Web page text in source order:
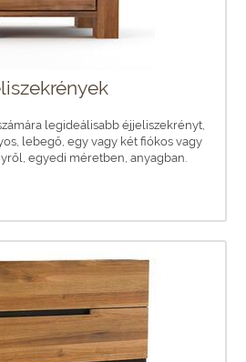
legideálisabb éjjeliszekrényt,
lebegő, egy vagy két fiókos vagy
egyedi méretben, anyagban.